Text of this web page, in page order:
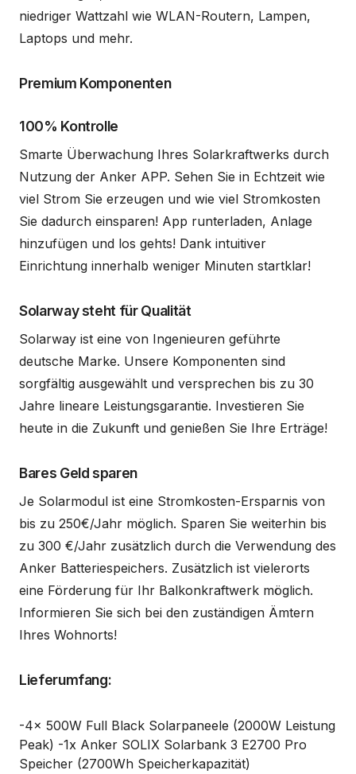
niedriger Wattzahl wie WLAN-Routern, Lampen,
Laptops und mehr.
Premium Komponenten
100% Kontrolle
Smarte Überwachung Ihres Solarkraftwerks durch
Nutzung der Anker APP. Sehen Sie in Echtzeit wie
viel Strom Sie erzeugen und wie viel Stromkosten
Sie dadurch einsparen! App runterladen, Anlage
hinzufügen und los gehts! Dank intuitiver
Einrichtung innerhalb weniger Minuten startklar!
Solarway steht für Qualität
Solarway ist eine von Ingenieuren geführte
deutsche Marke. Unsere Komponenten sind
sorgfältig ausgewählt und versprechen bis zu 30
Jahre lineare Leistungsgarantie. Investieren Sie
heute in die Zukunft und genießen Sie Ihre Erträge!
Bares Geld sparen
Je Solarmodul ist eine Stromkosten-Ersparnis von
bis zu 250€/Jahr möglich. Sparen Sie weiterhin bis
zu 300 €/Jahr zusätzlich durch die Verwendung des
Anker Batteriespeichers. Zusätzlich ist vielerorts
eine Förderung für Ihr Balkonkraftwerk möglich.
Informieren Sie sich bei den zuständigen Ämtern
Ihres Wohnorts!
Lieferumfang:
-4x 500W Full Black Solarpaneele (2000W Leistung
Peak) -1x Anker SOLIX Solarbank 3 E2700 Pro
Speicher (2700Wh Speicherkapazität)